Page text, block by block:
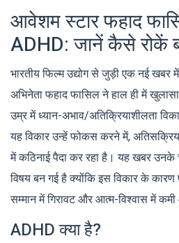
आवेशम स्टार फहाद
ADHD: जानें कैसे रोकें
भारतीय फिल्म उद्योग से जुड़ी एक नई
अभिनेता फहाद फासिल ने हाल ही में
उम्र में ध्यान-अभाव/अतिक्रियाशीलता
यह विकार उन्हें फोकस करने में,
में कठिनाई पैदा कर रहा है। यह खबर उनके
विषय बन गई है क्योंकि इस विकार के कारण
सम्मान में गिरावट और आत्म-विश्वास में
ADHD क्या है?